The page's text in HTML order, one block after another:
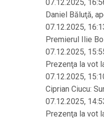
07.12.2025,
Daniel Băluţă,
07.12.2025,
Premierul Ilie
07.12.2025,
Prezenţa la vot
07.12.2025,
Ciprian Ciucu:
07.12.2025,
Prezenţa la vot